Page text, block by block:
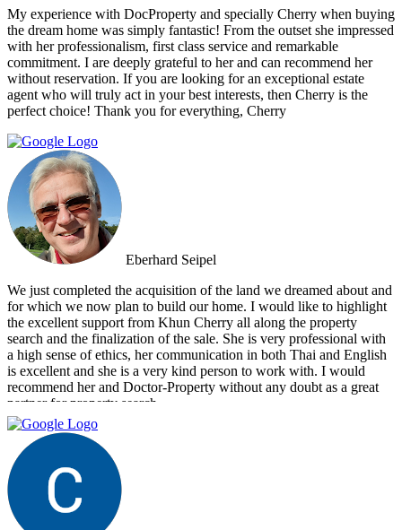
My experience with DocProperty and specially Cherry when buying
the dream home was simply fantastic! From the outset she impressed
with her professionalism, first class service and remarkable
commitment. I are deeply grateful to her and can recommend her
without reservation. If you are looking for an exceptional estate
agent who will truly act in your best interests, then Cherry is the
perfect choice! Thank you for everything, Cherry
Eberhard Seipel
We just completed the acquisition of the land we dreamed about and
for which we now plan to build our home. I would like to highlight
the excellent support from Khun Cherry all along the property
search and the finalization of the sale. She is very professional with
a high sense of ethics, her communication in both Thai and English
is excellent and she is a very kind person to work with. I would
recommend her and Doctor-Property without any doubt as a great
partner for property search.